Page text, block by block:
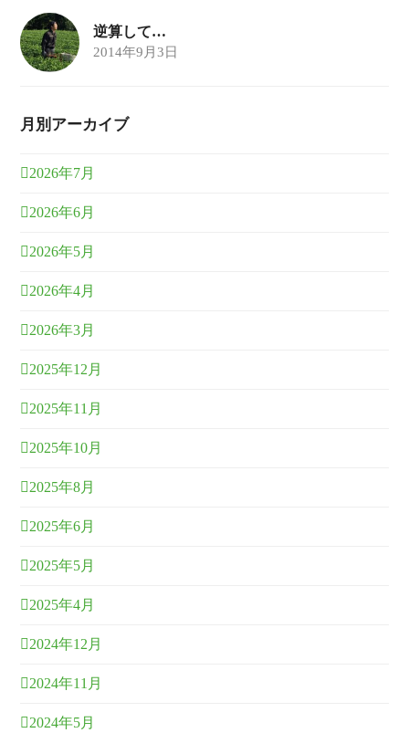
逆算して…
2014年9月3日
月別アーカイブ
2026年7月
2026年6月
2026年5月
2026年4月
2026年3月
2025年12月
2025年11月
2025年10月
2025年8月
2025年6月
2025年5月
2025年4月
2024年12月
2024年11月
2024年5月